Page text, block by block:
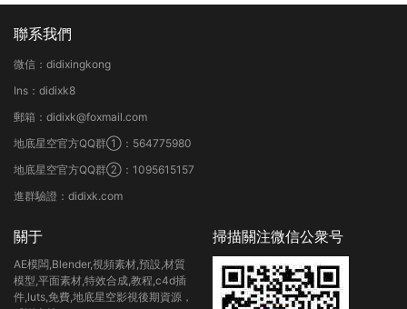
聯系我們
微信：didixingkong
Ins：didixk8
郵箱：didixk@foxmail.com
地底星空官方QQ群①：564775980
地底星空官方QQ群②：1095615157
進群驗證：didixk.com
關于
AE模闆,Blender,視頻素材,預設,材質
模型,平面素材,特效合成,教程,c4d插
件,luts,免費,地底星空影視後期資源，
掃描關注微信公衆号